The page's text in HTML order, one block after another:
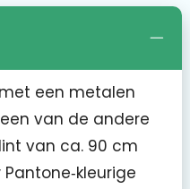
een metalen
van de andere
van ca. 90 cm